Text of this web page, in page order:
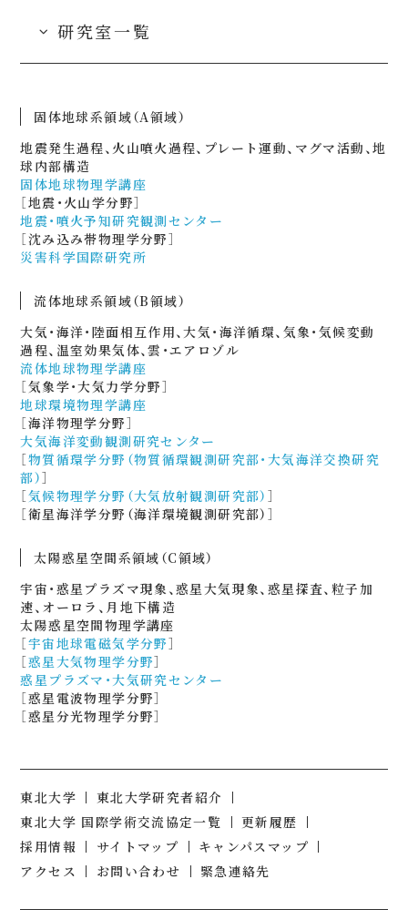
研究室一覧
固体地球系領域（A領域）
地震発生過程、火山噴火過程、プレート運動、マグマ活動、地
球内部構造
固体地球物理学講座
［地震・火山学分野］
地震・噴火予知研究観測センター
［沈み込み帯物理学分野］
災害科学国際研究所
流体地球系領域（B領域）
大気・海洋・陸面相互作用、大気・海洋循環、気象・気候変動
過程、温室効果気体、雲・エアロゾル
流体地球物理学講座
［気象学・大気力学分野］
地球環境物理学講座
［海洋物理学分野］
大気海洋変動観測研究センター
［物質循環学分野（物質循環観測研究部・大気海洋交換研究
部）］
［気候物理学分野（大気放射観測研究部） ］
［衛星海洋学分野（海洋環境観測研究部）］
太陽惑星空間系領域（C領域）
宇宙・惑星プラズマ現象、惑星大気現象、惑星探査、粒子加
速、オーロラ、月地下構造
太陽惑星空間物理学講座
［宇宙地球電磁気学分野］
［惑星大気物理学分野］
惑星プラズマ・大気研究センター
［惑星電波物理学分野］
［惑星分光物理学分野］
東北大学
東北大学研究者紹介
東北大学 国際学術交流協定一覧
更新履歴
採用情報
サイトマップ
キャンパスマップ
アクセス
お問い合わせ 緊急連絡先